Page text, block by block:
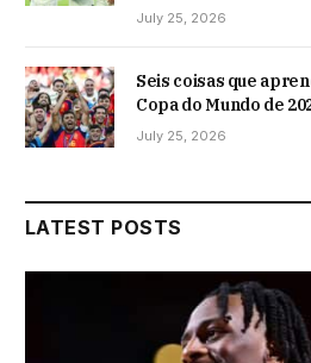
July 25, 2026
Seis coisas que
Copa do Mundo de
July 25, 2026
LATEST POSTS